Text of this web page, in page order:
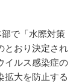
で「水際対策
とおり決定され
イルス感染症の
拡大を防止する